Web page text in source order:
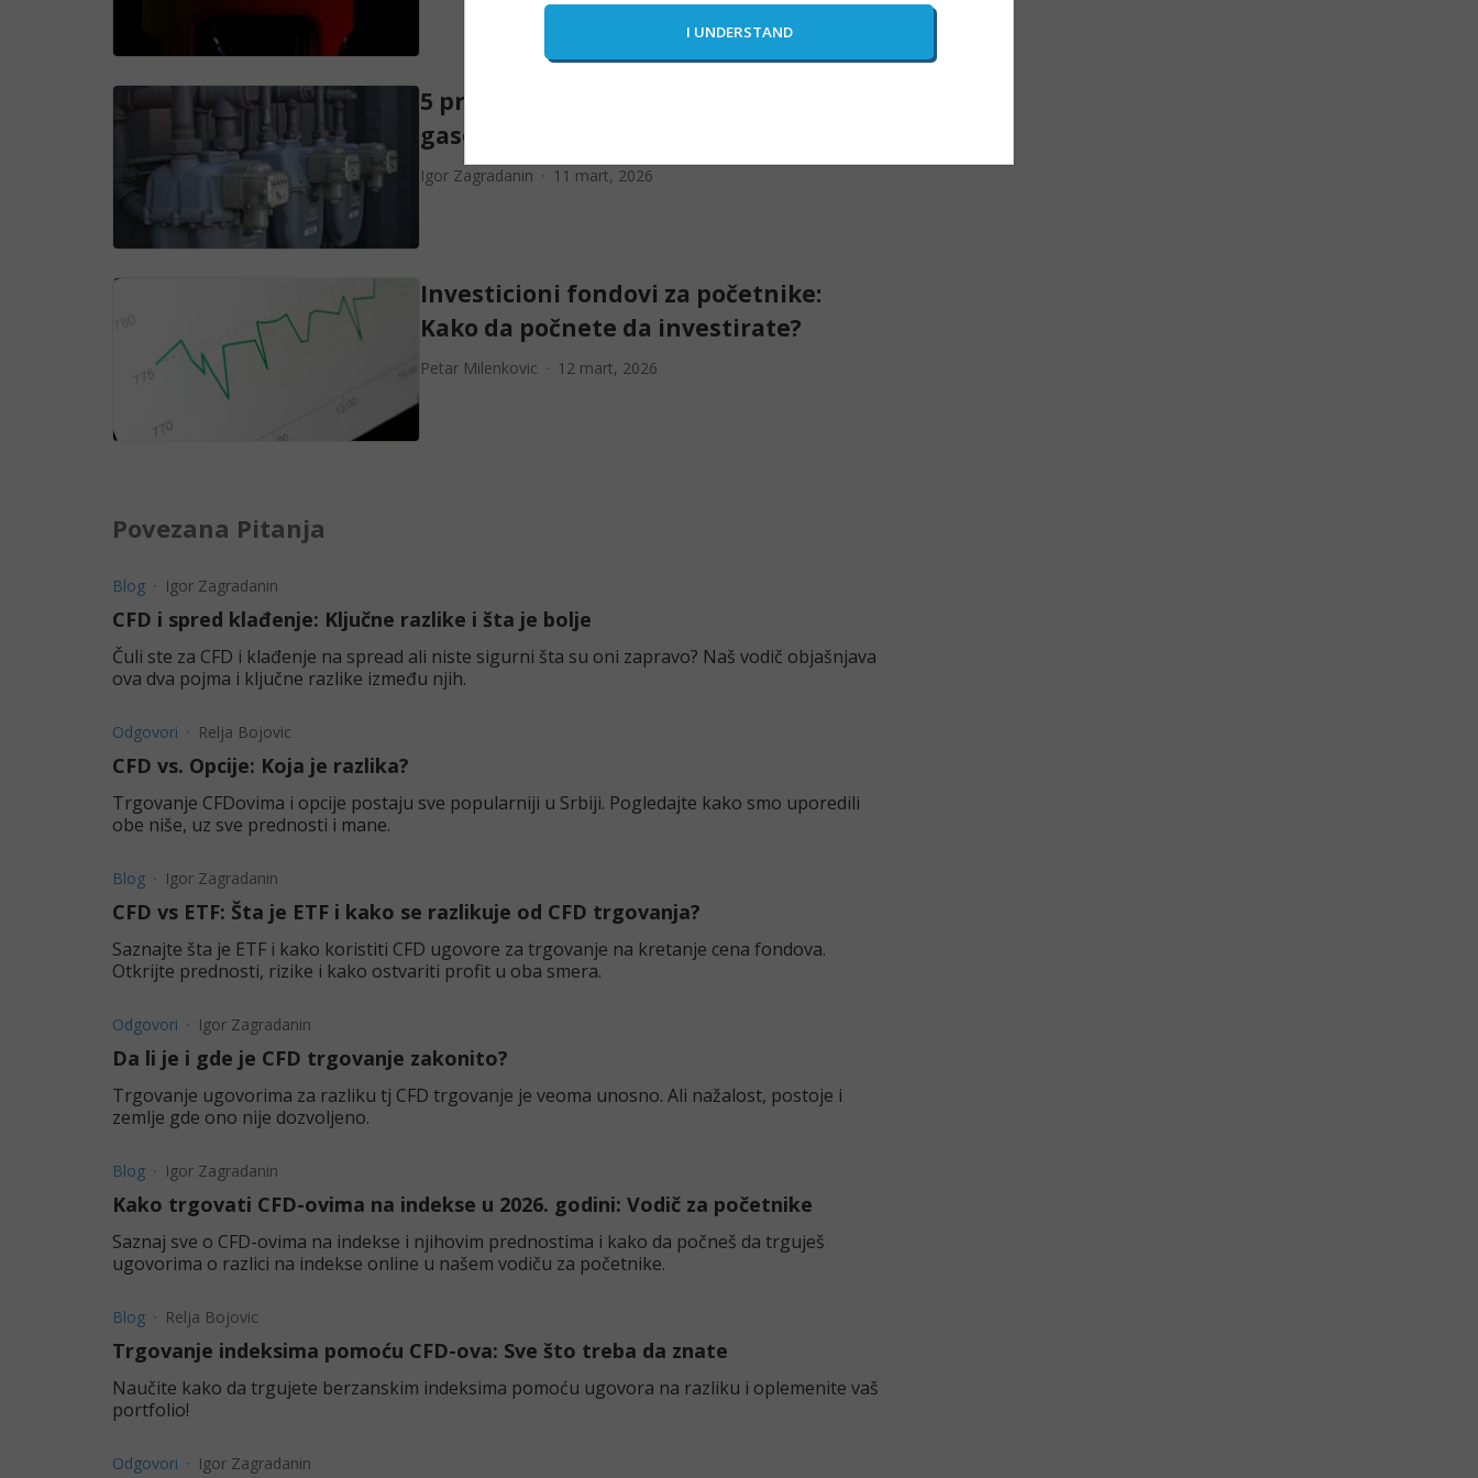
5 prednosti trgovanja prirodnim
gasom kroz CFD u 2026.
Igor Zagradanin 11 mart, 2026
Investicioni fondovi za početnike:
Kako da počnete da investirate?
Petar Milenkovic 12 mart, 2026
Povezana Pitanja
Blog Igor Zagradanin
CFD i spred klađenje: Ključne razlike i šta je bolje
Čuli ste za CFD i klađenje na spread ali niste sigurni šta su oni zapravo? Naš vodič objašnjava
ova dva pojma i ključne razlike između njih.
Odgovori Relja Bojovic
CFD vs. Opcije: Koja je razlika?
Trgovanje CFDovima i opcije postaju sve popularniji u Srbiji. Pogledajte kako smo uporedili
obe niše, uz sve prednosti i mane.
Blog Igor Zagradanin
CFD vs ETF: Šta je ETF i kako se razlikuje od CFD trgovanja?
Saznajte šta je ETF i kako koristiti CFD ugovore za trgovanje na kretanje cena fondova.
Otkrijte prednosti, rizike i kako ostvariti profit u oba smera.
Odgovori Igor Zagradanin
Da li je i gde je CFD trgovanje zakonito?
Trgovanje ugovorima za razliku tj CFD trgovanje je veoma unosno. Ali nažalost, postoje i
zemlje gde ono nije dozvoljeno.
Blog Igor Zagradanin
Kako trgovati CFD-ovima na indekse u 2026. godini: Vodič za početnike
Saznaj sve o CFD-ovima na indekse i njihovim prednostima i kako da počneš da trguješ
ugovorima o razlici na indekse online u našem vodiču za početnike.
Blog Relja Bojovic
Trgovanje indeksima pomoću CFD-ova: Sve što treba da znate
Naučite kako da trgujete berzanskim indeksima pomoću ugovora na razliku i oplemenite vaš
portfolio!
Odgovori Igor Zagradanin